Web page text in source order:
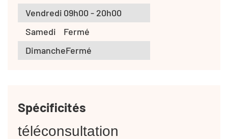
Vendredi 09h00 - 20h00
Samedi
Fermé
DimancheFermé
Spécificités
téléconsultation